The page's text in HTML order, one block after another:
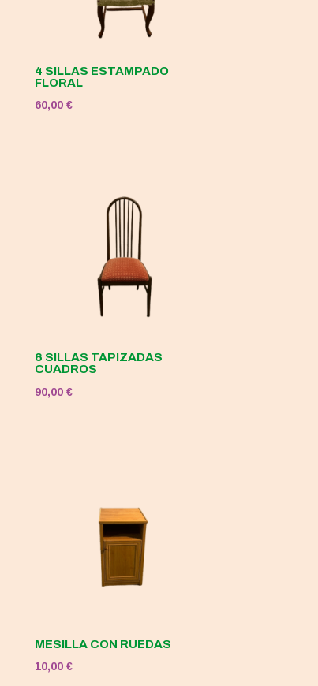
4 SILLAS ESTAMPADO
FLORAL
60,00€
6 SILLAS TAPIZADAS
CUADROS
90,00€
MESILLA CON RUEDAS
10,00€